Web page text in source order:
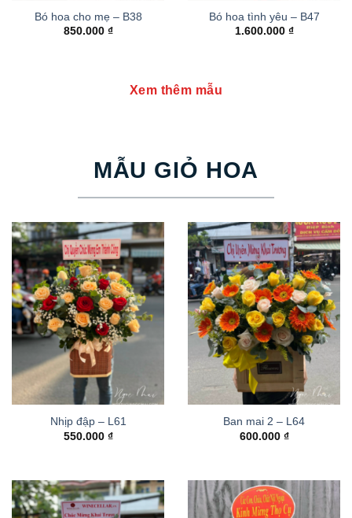
Bó hoa cho mẹ – B38
850.000 ₫
Bó hoa tình yêu – B47
1.600.000 ₫
Xem thêm mẫu
MẪU GIỎ HOA
Nhịp đập – L61
550.000 ₫
Ban mai 2 – L64
600.000 ₫